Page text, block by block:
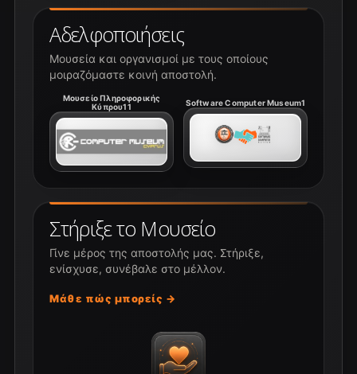
Αδελφοποιήσεις
Μουσεία και οργανισμοί με τους οποίους
μοιραζόμαστε κοινή αποστολή.
Μουσείο Πληροφορικής
Κύπρου11
Software Computer Museum1
Στήριξε το Μουσείο
Γίνε μέρος της αποστολής μας. Στήριξε,
ενίσχυσε, συνέβαλε στο μέλλον.
Μάθε πώς μπορείς →